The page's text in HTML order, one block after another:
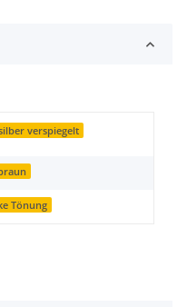
verspiegelt
Tönung